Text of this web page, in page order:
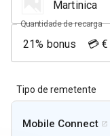
Quantidade de recarga
Tipo de remetente
Mobile Connect 